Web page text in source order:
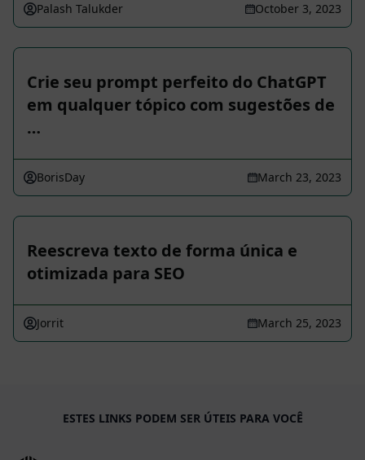
Palash Talukder October 3, 2023
Crie seu prompt perfeito do ChatGPT
em qualquer tópico com sugestões de
…
BorisDay March 23, 2023
Reescreva texto de forma única e
otimizada para SEO
Jorrit March 25, 2023
ESTES LINKS PODEM SER ÚTEIS PARA VOCÊ